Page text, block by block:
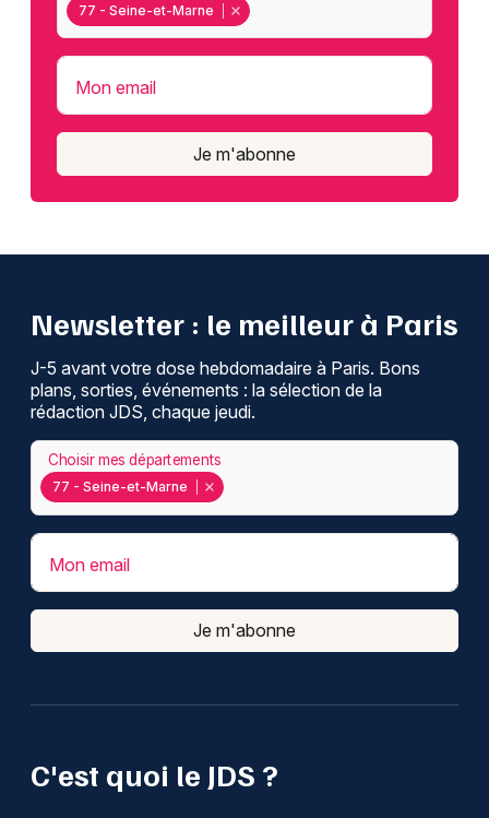
77 - Seine-et-Marne
Mon email
Je m'abonne
C'est quoi le JDS ?
Newsletter : le meilleur à Paris
J-5 avant votre dose hebdomadaire à Paris. Bons
plans, sorties, événements : la sélection de la
rédaction JDS, chaque jeudi.
77 - Seine-et-Marne
Choisir mes départements
Mon email
Je m'abonne